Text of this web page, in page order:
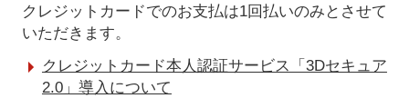
クレジットカードでのお支払は1回払いのみとさせて
いただきます。
クレジットカード本人認証サービス「3Dセキュア
2.0」導入について